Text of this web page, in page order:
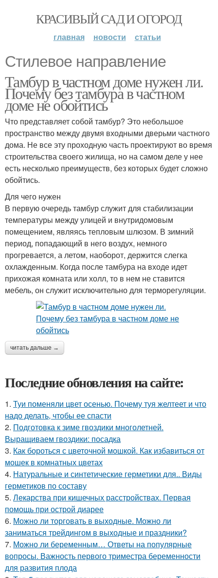
КРАСИВЫЙ САД И ОГОРОД
главная новости статьи
Стилевое направление
Тамбур в частном доме нужен ли.
Почему без тамбура в частном
доме не обойтись
Что представляет собой тамбур? Это небольшое
пространство между двумя входными дверьми частного
дома. Не все эту проходную часть проектируют во время
строительства своего жилища, но на самом деле у нее
есть несколько преимуществ, без которых будет сложно
обойтись.
Для чего нужен
В первую очередь тамбур служит для стабилизации
температуры между улицей и внутридомовым
помещением, являясь тепловым шлюзом. В зимний
период, попадающий в него воздух, немного
прогревается, а летом, наоборот, держится слегка
охлажденным. Когда после тамбура на входе идет
прихожая комната или холл, то в нем не ставится
мебель, он служит исключительно для терморегуляции.
читать дальше →
Последние обновления на сайте:
1. Туи поменяли цвет осенью. Почему туя желтеет и что
надо делать, чтобы ее спасти
2. Подготовка к зиме гвоздики многолетней.
Выращиваем гвоздики: посадка
3. Как бороться с цветочной мошкой. Как избавиться от
мошек в комнатных цветах
4. Натуральные и синтетические герметики для.. Виды
герметиков по составу
5. Лекарства при кишечных расстройствах. Первая
помощь при острой диарее
6. Можно ли торговать в выходные. Можно ли
заниматься трейдингом в выходные и праздники?
7. Можно ли беременным… Ответы на популярные
вопросы. Важность первого триместра беременности
для развития плода